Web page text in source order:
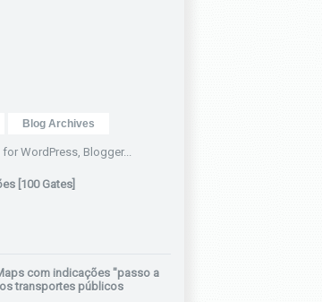
Blog Archives
[100 Gates]
com indicações "passo a
transportes públicos